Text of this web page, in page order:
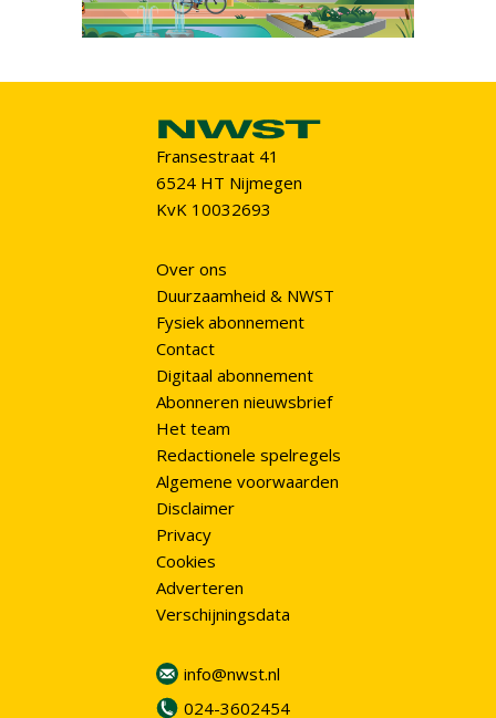
Fransestraat 41
6524 HT Nijmegen
KvK 10032693
Over ons
Duurzaamheid & NWST
Fysiek abonnement
Contact
Digitaal abonnement
Abonneren nieuwsbrief
Het team
Redactionele spelregels
Algemene voorwaarden
Disclaimer
Privacy
Cookies
Adverteren
Verschijningsdata
info@nwst.nl
024-3602454